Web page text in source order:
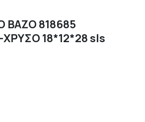
ΒΑΖΟ 818685
18*12*28 sls